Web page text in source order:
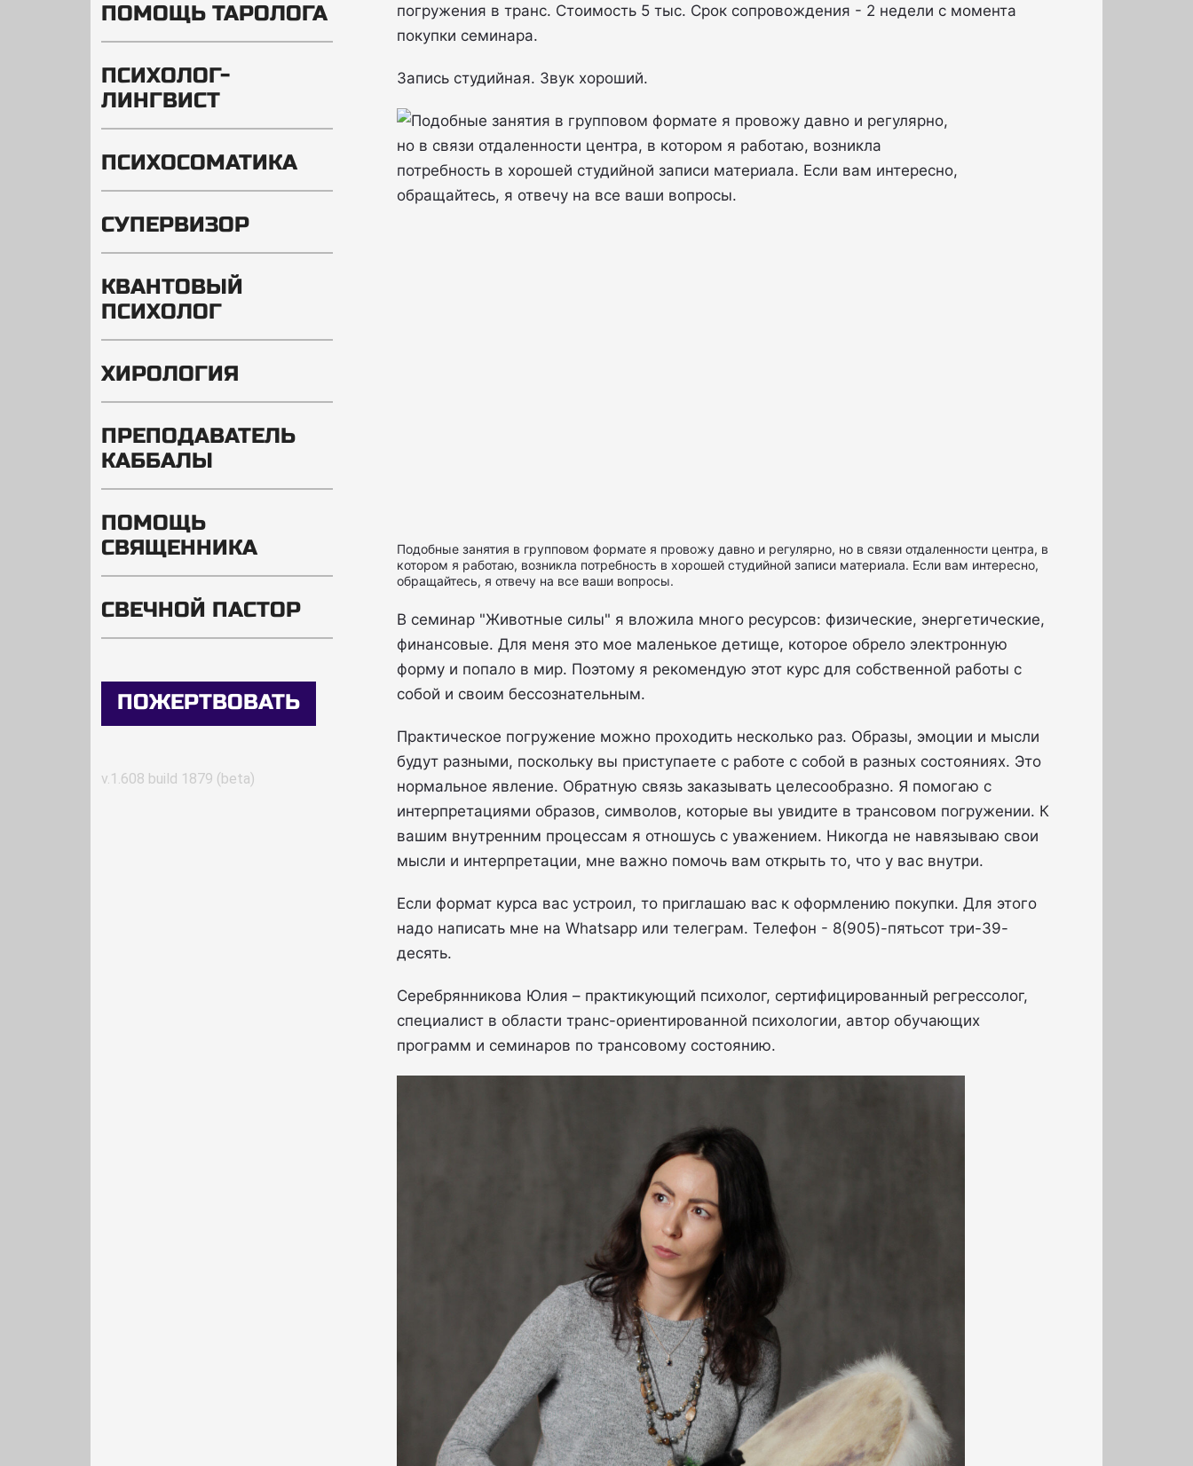
ПОМОЩЬ ТАРОЛОГА
ПСИХОЛОГ-
ЛИНГВИСТ
ПСИХОСОМАТИКА
СУПЕРВИЗОР
КВАНТОВЫЙ
ПСИХОЛОГ
ХИРОЛОГИЯ
ПРЕПОДАВАТЕЛЬ
КАББАЛЫ
ПОМОЩЬ
СВЯЩЕННИКА
СВЕЧНОЙ ПАСТОР
ПОЖЕРТВОВАТЬ
v.1.608 build 1879 (beta)
погружения в транс. Стоимость 5 тыс. Срок сопровождения - 2 недели с момента
покупки семинара.
Запись студийная. Звук хороший.
Подобные занятия в групповом формате я провожу давно и регулярно, но в связи отдаленности центра, в
котором я работаю, возникла потребность в хорошей студийной записи материала. Если вам интересно,
обращайтесь, я отвечу на все ваши вопросы.
В семинар "Животные силы" я вложила много ресурсов: физические, энергетические,
финансовые. Для меня это мое маленькое детище, которое обрело электронную
форму и попало в мир. Поэтому я рекомендую этот курс для собственной работы с
собой и своим бессознательным.
Практическое погружение можно проходить несколько раз. Образы, эмоции и мысли
будут разными, поскольку вы приступаете с работе с собой в разных состояниях. Это
нормальное явление. Обратную связь заказывать целесообразно. Я помогаю с
интерпретациями образов, символов, которые вы увидите в трансовом погружении. К
вашим внутренним процессам я отношусь с уважением. Никогда не навязываю свои
мысли и интерпретации, мне важно помочь вам открыть то, что у вас внутри.
Если формат курса вас устроил, то приглашаю вас к оформлению покупки. Для этого
надо написать мне на Whatsapp или телеграм. Телефон - 8(905)-пятьсот три-39-
десять.
Серебрянникова Юлия – практикующий психолог, сертифицированный регрессолог,
специалист в области транс-ориентированной психологии, автор обучающих
программ и семинаров по трансовому состоянию.